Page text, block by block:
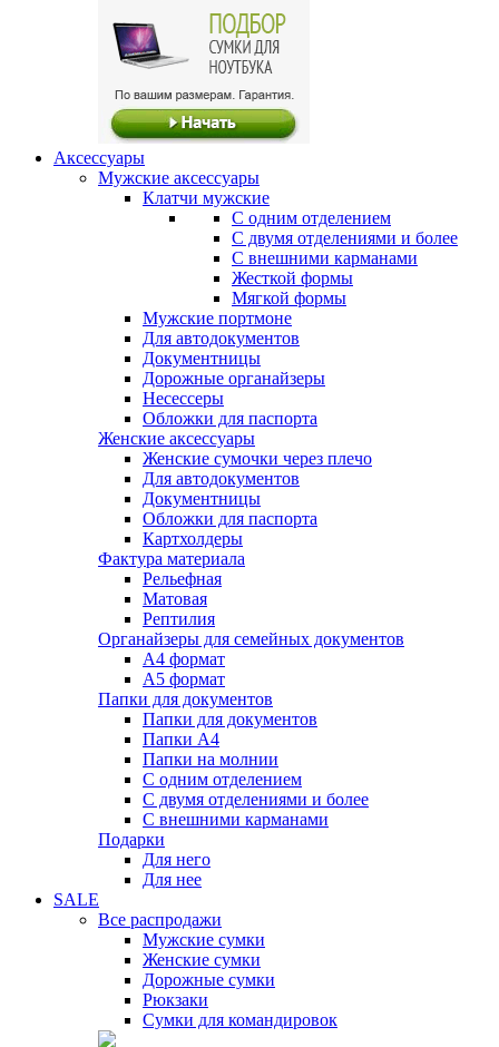
Аксессуары
Мужские аксессуары
Клатчи мужские
С одним отделением
С двумя отделениями и более
С внешними карманами
Жесткой формы
Мягкой формы
Мужские портмоне
Для автодокументов
Документницы
Дорожные органайзеры
Несессеры
Обложки для паспорта
Женские аксессуары
Женские сумочки через плечо
Для автодокументов
Документницы
Обложки для паспорта
Картхолдеры
Фактура материала
Рельефная
Матовая
Рептилия
Органайзеры для семейных документов
А4 формат
А5 формат
Папки для документов
Папки для документов
Папки А4
Папки на молнии
С одним отделением
С двумя отделениями и более
С внешними карманами
Подарки
Для него
Для нее
SALE
Все распродажи
Мужские сумки
Женские сумки
Дорожные сумки
Рюкзаки
Сумки для командировок